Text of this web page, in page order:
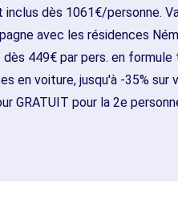
dès 1061€/personne.
avec les résidences
449€ par pers. en
en voiture, jusqu'à -35%
GRATUIT pour la 2e